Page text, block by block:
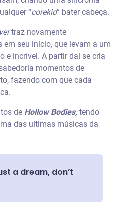
“corekid” bater cabeça.
traz novamente
em seu início, que levam a um
e incrível. A partir daí se cria
momentos de
fazendo com que cada
de Hollow Bodies, tendo
das ultimas músicas da
a dream, don’t